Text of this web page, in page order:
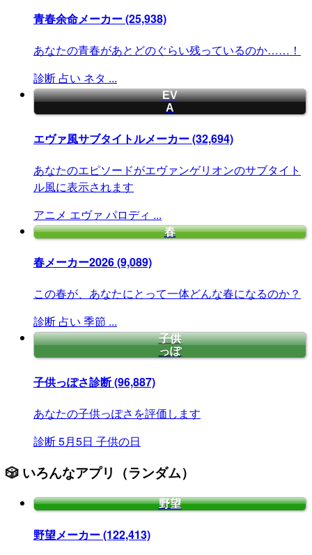
青春余命メーカー(25,938)
あなたの青春があとどのぐらい残っているのか……！
診断 占い ネタ ...
EV
A
エヴァ風サブタイトルメーカー(32,694)
あなたのエピソードがエヴァンゲリオンのサブタイト
ル風に表示されます
アニメ エヴァ パロディ ...
春
春メーカー2026(9,089)
この春が、あなたにとって一体どんな春になるのか？
診断 占い 季節 ...
子供
っぽ
子供っぽさ診断(96,887)
あなたの子供っぽさを評価します
診断5月5日 子供の日
🎲 いろんなアプリ（ランダム）
野望
野望メーカー(122,413)